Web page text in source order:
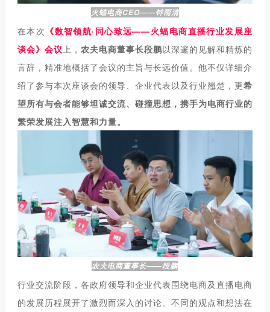
火蝠电商CEO——钟雨清
在本次 《数智领航·同心致远——火蝠电商直播行业发展座
谈会》会议上， 农夫电商董事长段鹏以深邃的见解和精炼的
言辞，精准地概括了会议的主旨与长远价值。他不仅详细介
绍了参与本次座谈会的领导、企业代表以及行业翘楚，更希
望所有与会者能够坦诚交流、碰撞思想，携手为电商行业的
繁荣发展注入智慧和力量。
农夫电商董事长——段鹏
行业交流阶段，各政府领导和企业代表围绕电商及直播电商
的发展历程展开了激烈而深入的讨论。不同的观点和想法在